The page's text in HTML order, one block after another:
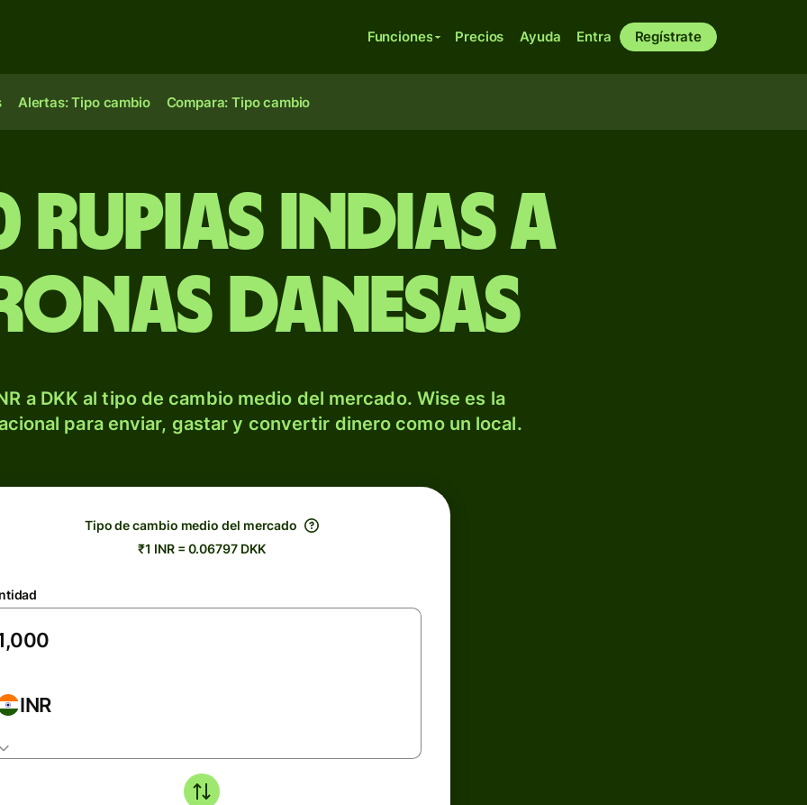
Funciones Precios Ayuda Entra Regístrate
Alertas: Tipo cambio Compara: Tipo cambio
rupias indias a
danesas
a DKK al tipo de cambio medio del mercado. Wise es la
para enviar, gastar y convertir dinero como un local.
Tipo de cambio medio del mercado
₹1 INR = 0.06797 DKK
INR